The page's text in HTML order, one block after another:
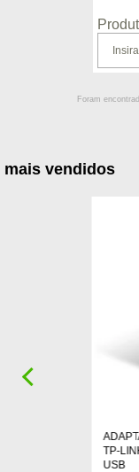
Foram
mais vendidos
TP-
USB